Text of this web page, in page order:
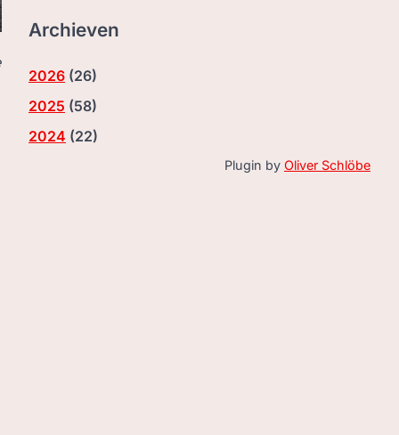
Archieven
2026 (26)
2025 (58)
2024 (22)
Plugin by Oliver Schlöbe